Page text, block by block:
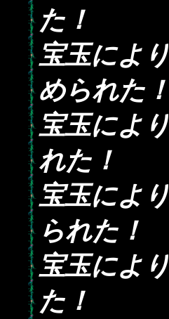
た！
宝玉により
められた！
宝玉により
れた！
宝玉により
られた！
宝玉により
た！